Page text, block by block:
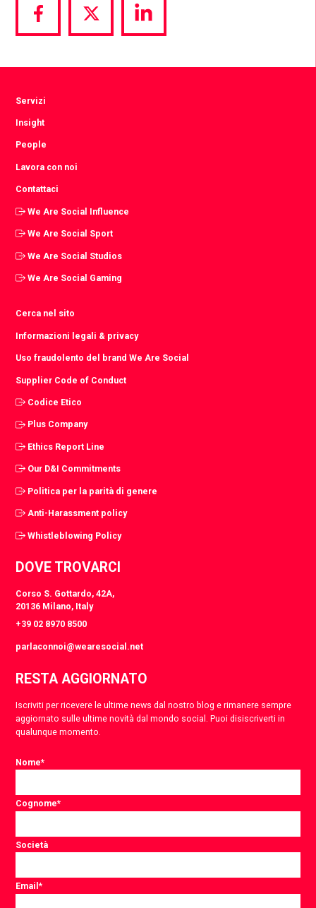
Share
via
Share
via
Share
via
Servizi
Insight
People
Lavora con noi
Contattaci
We Are Social Influence
We Are Social Sport
We Are Social Studios
We Are Social Gaming
Cerca nel sito
Informazioni legali & privacy
Uso fraudolento del brand We Are Social
Supplier Code of Conduct
Codice Etico
Plus Company
Ethics Report Line
Our D&I Commitments
Politica per la parità di genere
Anti-Harassment policy
Whistleblowing Policy
DOVE TROVARCI
Corso S. Gottardo, 42A,
20136 Milano, Italy
+39 02 8970 8500
parlaconnoi@wearesocial.net
RESTA AGGIORNATO
Iscriviti per ricevere le ultime news dal nostro blog e rimanere sempre
aggiornato sulle ultime novità dal mondo social. Puoi disiscriverti in
qualunque momento.
Nome*
Cognome*
Società
Email*